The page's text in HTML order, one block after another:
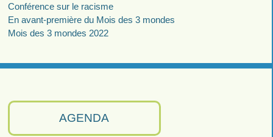
AGENDA
Conférence sur le racisme
En avant-première du Mois des 3 mondes
Mois des 3 mondes 2022